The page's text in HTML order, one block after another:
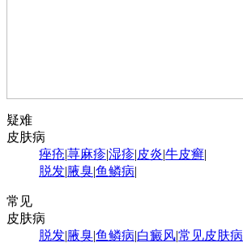
疑难
皮肤病
痤疮|荨麻疹|湿疹|皮炎|牛皮癣|
脱发|腋臭|鱼鳞病|
常见
皮肤病
脱发|腋臭|鱼鳞病|白癜风|常见皮肤病